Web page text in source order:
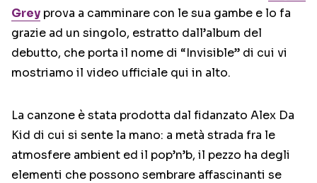
Grey prova a camminare con le sua gambe e lo fa
grazie ad un singolo, estratto dall’album del
debutto, che porta il nome di “Invisible” di cui vi
mostriamo il video ufficiale qui in alto.
La canzone è stata prodotta dal fidanzato Alex Da
Kid di cui si sente la mano: a metà strada fra le
atmosfere ambient ed il pop’n’b, il pezzo ha degli
elementi che possono sembrare affascinanti se